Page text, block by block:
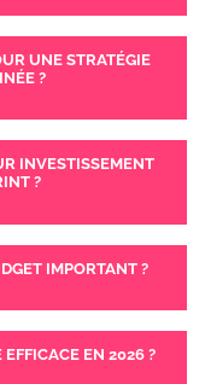
UNE STRATÉGIE
?
INVESTISSEMENT
?
IMPORTANT ?
EN 2026 ?